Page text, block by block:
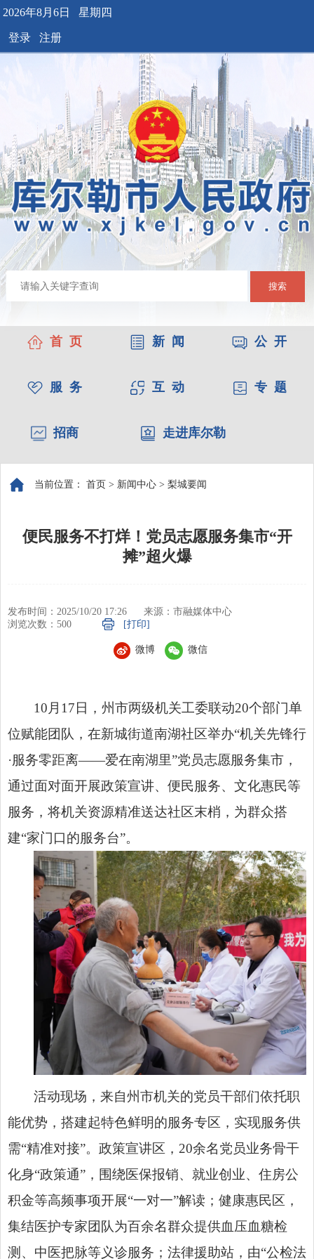
2026年8月6日 星期四
登录 注册
搜索
首 页 新 闻 公 开
服 务 互 动 专 题
招商 走进库尔勒
当前位置： 首页 > 新闻中心 > 梨城要闻
便民服务不打烊！党员志愿服务集市“开
摊”超火爆
发布时间：2025/10/20 17:26
来源：市融媒体中心
浏览次数： 500 [打印]
微博 微信
10月17日，州市两级机关工委联动20个部门单
位赋能团队，在新城街道南湖社区举办“机关先锋行
·服务零距离——爱在南湖里”党员志愿服务集市，
通过面对面开展政策宣讲、便民服务、文化惠民等
服务，将机关资源精准送达社区末梢，为群众搭
建“家门口的服务台”。
活动现场，来自州市机关的党员干部们依托职
能优势，搭建起特色鲜明的服务专区，实现服务供
需“精准对接”。政策宣讲区，20余名党员业务骨干
化身“政策通”，围绕医保报销、就业创业、住房公
积金等高频事项开展“一对一”解读；健康惠民区，
集结医护专家团队为百余名群众提供血压血糖检
测、中医把脉等义诊服务；法律援助站，由“公检法